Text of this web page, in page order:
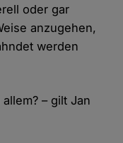
oder gar
anzugehen,
werden
– gilt Jan